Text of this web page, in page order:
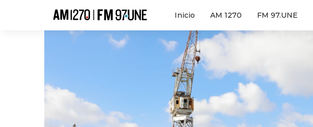
Inicio AM 1270 FM 97.UNE